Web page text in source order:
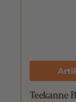
Teekanne